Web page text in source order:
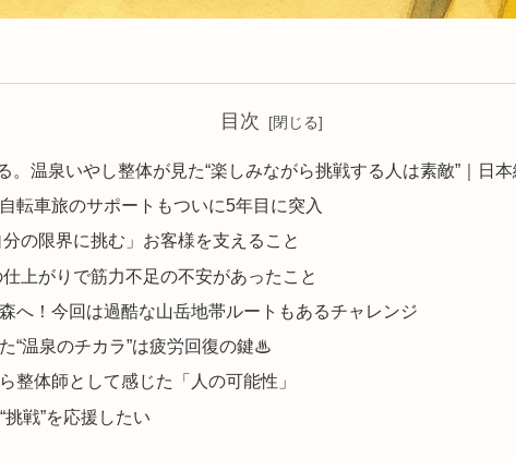
目次
。温泉いやし整体が見た“楽しみながら挑戦する人は素敵”｜日
転車旅のサポートもついに5年目に突入
の限界に挑む」お客様を支えること
仕上がりで筋力不足の不安があったこと
へ！今回は過酷な山岳地帯ルートもあるチャレンジ
“温泉のチカラ”は疲労回復の鍵♨
整体師として感じた「人の可能性」
戦”を応援したい